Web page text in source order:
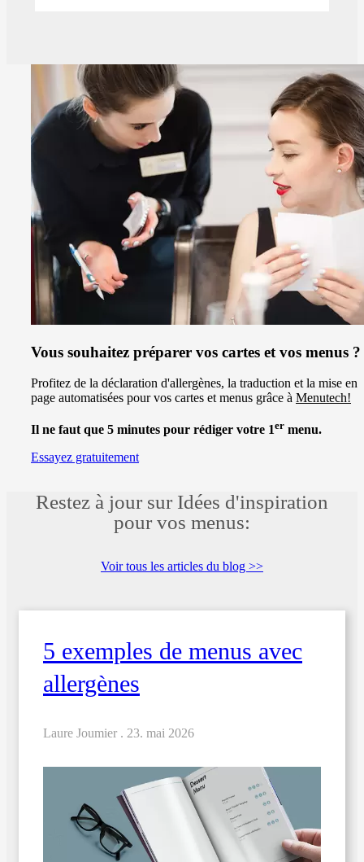
Vous souhaitez préparer vos cartes et vos menus ?
Profitez de la déclaration d'allergènes, la traduction et la mise en
page automatisées pour vos cartes et menus grâce à Menutech!
Il ne faut que 5 minutes pour rédiger votre 1er menu.
Essayez gratuitement
Restez à jour sur Idées d'inspiration
pour vos menus:
Voir tous les articles du blog >>
5 exemples de menus avec
allergènes
Laure Joumier . 23. mai 2026